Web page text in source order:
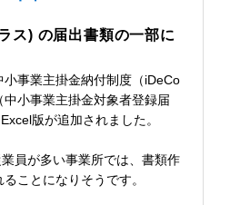
ス) の届出書類の一部に
事業主掛金納付制度（iDeCo
中小事業主掛金対象者登録届
版が追加されました。
員が多い事業所では、書類作
ことになりそうです。